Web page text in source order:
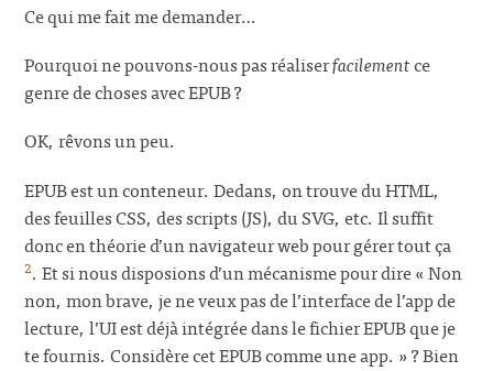
Ce qui me fait me demander…
Pourquoi ne pouvons-nous pas réaliserfacilementce
genre de choses avec EPUB ?
OK, rêvons un peu.
EPUB est un conteneur. Dedans, on trouve du HTML,
des feuilles CSS, des scripts (JS), du SVG, etc. Il suffit
donc en théorie d’un navigateur web pour gérer tout ça
2. Et si nous disposions d’un mécanisme pour dire « Non
non, mon brave, je ne veux pas de l’interface de l’app de
lecture, l’UI est déjà intégrée dans le fichier EPUB que je
te fournis. Considère cet EPUB comme une app. » ? Bien